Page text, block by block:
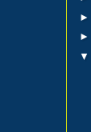
►
►
▼